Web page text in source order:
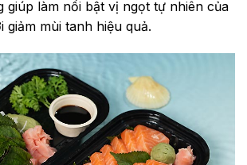
giúp làm nổi bật vị ngọt tự nhiên của
giảm mùi tanh hiệu quả.